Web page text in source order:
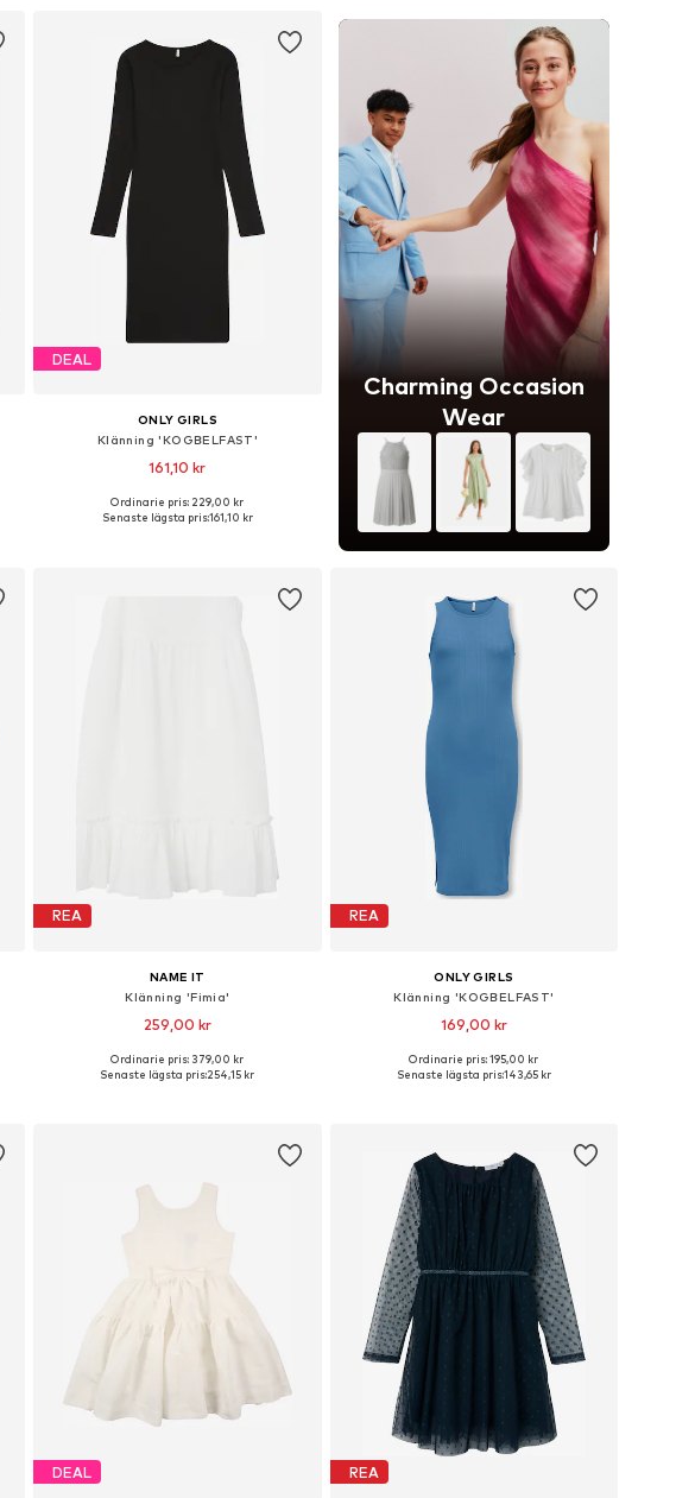
DEAL
ONLY GIRLS
Klänning 'KOGBELFAST'
161,10 kr
Tillgänglig i många storlekar
Ordinarie pris: 229,00 kr
Senaste lägsta pris:161,10 kr
Charming Occasion
Wear
REA
NAME IT
Klänning 'Fimia'
259,00 kr
Tillgänglig i många storlekar
Ordinarie pris: 379,00 kr
Senaste lägsta pris:254,15 kr
REA
ONLY GIRLS
Klänning 'KOGBELFAST'
169,00 kr
Tillgänglig i många storlekar
Ordinarie pris: 195,00 kr
Senaste lägsta pris:143,65 kr
DEAL REA